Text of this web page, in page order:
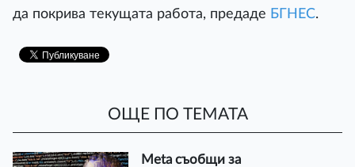
да покрива текущата работа, предаде БГНЕС.
ОЩЕ ПО ТЕМАТА
Meta съобщи за